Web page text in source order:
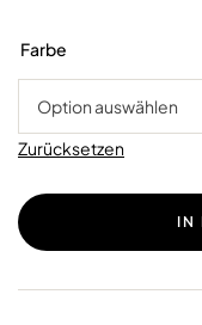
Farbe
Zurücksetzen
IN